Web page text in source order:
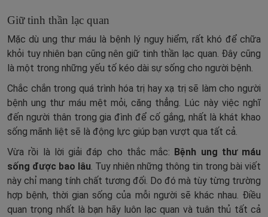
Giữ tinh thần lạc quan
Mặc dù ung thư máu là bệnh lý nguy hiểm, rất khó để chữa
khỏi tuy nhiên bạn cũng nên giữ tinh thần lạc quan. Đây cũng
là một trong những yếu tố kéo dài sự sống cho người bệnh.
Chắc chắn trong quá trình hóa trị hay xạ trị sẽ làm cho người
bệnh ung thư máu mệt mỏi, căng thẳng. Lúc này việc nghĩ
đến người thân trong gia đình để cố gắng, nhất là khát khao
sống mãnh liệt sẽ là động lực giúp bạn vượt qua tất cả.
Vừa rồi là lời giải đáp cho thắc mắc: Bệnh ung thư máu
sống được bao lâu . Tuy nhiên những thông tin trong bài viết
này chỉ mang tính chất tương đối. Do đó mà tùy từng trường
hợp bệnh, thời gian sống của mỗi người sẽ khác nhau. Điều
quan trọng nhất là bạn hãy luôn lạc quan và tuân thủ tất cả